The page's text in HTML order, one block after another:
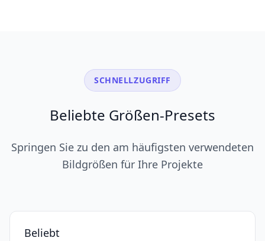
SCHNELLZUGRIFF
Beliebte Größen-Presets
Springen Sie zu den am häufigsten verwendeten
Bildgrößen für Ihre Projekte
Beliebt